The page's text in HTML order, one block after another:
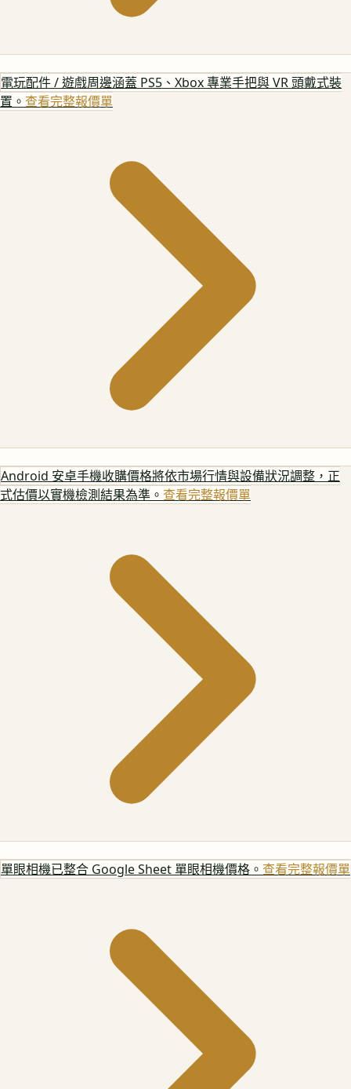
電玩配件 / 遊戲周邊涵蓋 PS5、Xbox 專業手把與 VR 頭戴式裝
置。 查看完整報價單
Android 安卓手機收購價格將依市場行情與設備狀況調整，正
式估價以實機檢測結果為準。 查看完整報價單
單眼相機已整合 Google Sheet 單眼相機價格。 查看完整報價單